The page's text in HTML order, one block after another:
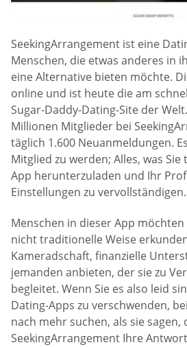
SeekingArrangement ist eine
Menschen, die etwas anderes in
eine Alternative bieten möchte.
online und ist heute die am
Sugar-Daddy-Dating-Site der
Millionen Mitglieder bei
täglich 1.600 Neuanmeldungen.
Mitglied zu werden; Alles, was
App herunterzuladen und Ihr
Einstellungen zu vervollständigen.
Menschen in dieser App
nicht traditionelle Weise
Kameradschaft, finanzielle
jemanden anbieten, der sie zu
begleitet. Wenn Sie es also leid
Dating-Apps zu verschwenden,
nach mehr suchen, als sie sagen,
SeekingArrangement Ihre